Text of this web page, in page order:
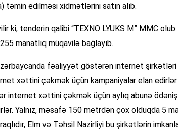
təmin edilməsi xidmətlərini satın alıb.
ki, tenderin qalibi “TEXNO LYUKS M” MMC
manatlıq müqavilə bağlayıb.
fəaliyyət göstərən internet şirkətləri
xəttini çəkmək üçün kampaniyalar elan
internet xəttini çəkmək üçün aylıq abunə
Yalnız, məsafə 150 metrdən çox olduqda 5
Elm və Təhsil Nazirliyi bu şirkətlərin
Ağdamda
törədibmiş –
04 Avqust 2026,